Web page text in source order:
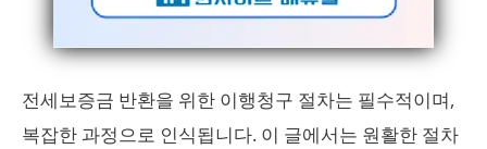
전세보증금 반환을 위한 이행청구 절차는 필수적이며,
복잡한 과정으로 인식됩니다. 이 글에서는 원활한 절차